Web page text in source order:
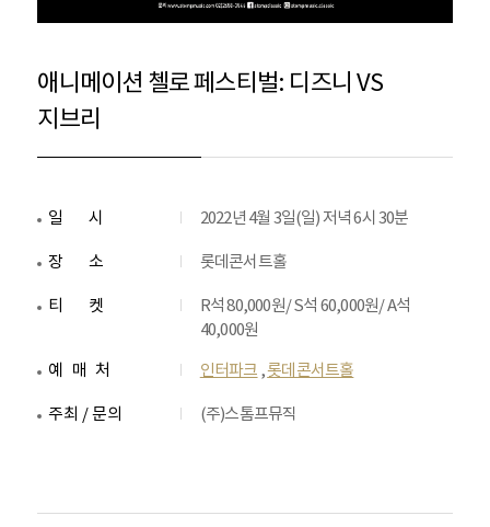
애니메이션 첼로 페스티벌: 디즈니 VS
지브리
일시 2022년 4월 3일(일) 저녁 6시 30분
장소 롯데콘서트홀
티켓
R석 80,000원/ S석 60,000원/ A석
40,000원
예매처 인터파크 ,롯데콘서트홀
주최 / 문의 (주)스톰프뮤직